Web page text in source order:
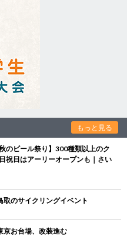
もっと見る
のビール祭り】300種類以上のク
祝日はアーリーオープンも｜さい
のサイクリングイベント
お台場、改装進む